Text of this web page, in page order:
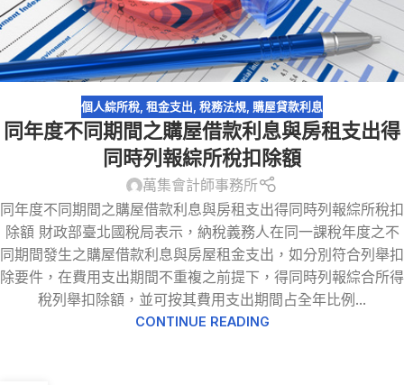
個人綜所稅 租金支出 稅務法規 購屋貸款利息
同年度不同期間之購屋借款利息與房租支出得
同時列報綜所稅扣除額
萬集會計師事務所
同年度不同期間之購屋借款利息與房租支出得同時列報綜所稅扣
除額 財政部臺北國稅局表示，納稅義務人在同一課稅年度之不
同期間發生之購屋借款利息與房屋租金支出，如分別符合列舉扣
除要件，在費用支出期間不重複之前提下，得同時列報綜合所得
稅列舉扣除額，並可按其費用支出期間占全年比例...
CONTINUE READING